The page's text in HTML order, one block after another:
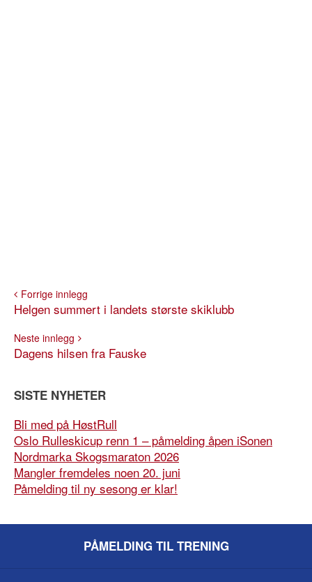
Forrige innlegg
Helgen summert i landets største skiklubb
Neste innlegg
Dagens hilsen fra Fauske
SISTE NYHETER
Bli med på HøstRull
Oslo Rulleskicup renn 1 – påmelding åpen iSonen
Nordmarka Skogsmaraton 2026
Mangler fremdeles noen 20. juni
Påmelding til ny sesong er klar!
PÅMELDING TIL TRENING